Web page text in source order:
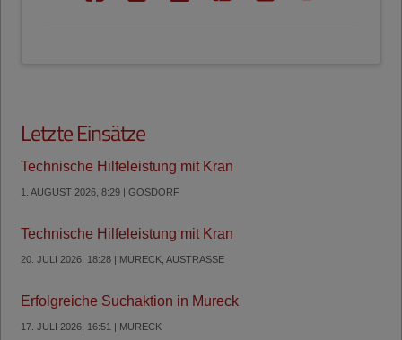
Letzte Einsätze
Technische Hilfeleistung mit Kran
1. AUGUST 2026, 8:29 | GOSDORF
Technische Hilfeleistung mit Kran
20. JULI 2026, 18:28 | MURECK, AUSTRASSE
Erfolgreiche Suchaktion in Mureck
17. JULI 2026, 16:51 | MURECK